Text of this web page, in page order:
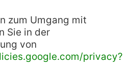
zum Umgang mit
Sie in der
von
privacy?